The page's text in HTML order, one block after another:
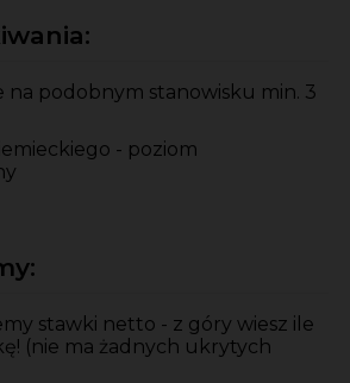
na podobnym stanowisku min. 3
- poziom
stawki netto - z góry wiesz ile
(nie ma żadnych ukrytych